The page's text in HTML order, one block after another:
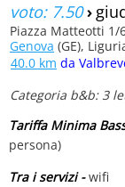
voto: 7.50›
Piazza Matteotti 1/
Genova (GE),
40.0 km da
Categoria b&b: 3
Tariffa Minima
persona)
Tra i servizi -wifi